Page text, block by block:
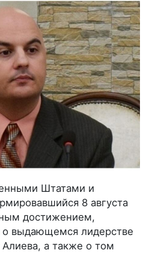
Штатами и
8 августа
достижением,
выдающемся лидерстве
а также о том